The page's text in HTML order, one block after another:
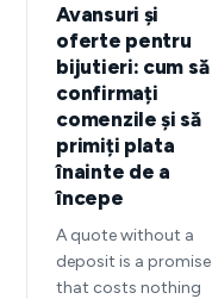
Avansuri și
oferte pentru
bijutieri: cum să
confirmați
comenzile și să
primiți plata
înainte de a
începe
A quote without a
deposit is a promise
that costs nothing